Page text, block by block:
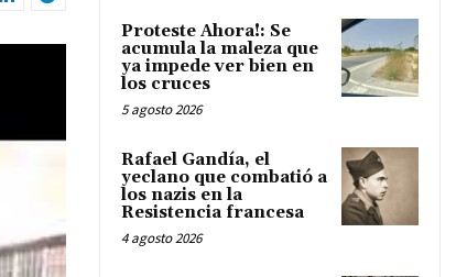
Proteste Ahora!: Se
acumula la maleza que
ya impede ver bien en
los cruces
5 agosto 2026
Rafael Gandía, el
yeclano que combatió a
los nazis en la
Resistencia francesa
4 agosto 2026